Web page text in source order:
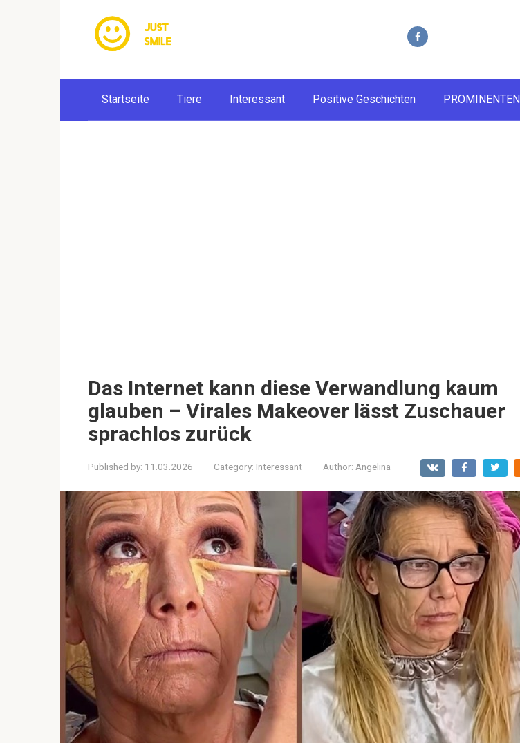
Startseite Tiere Interessant Positive Geschichten PROMINENTEN
Das Internet kann diese Verwandlung kaum
glauben – Virales Makeover lässt Zuschauer
sprachlos zurück
Published by: 11.03.2026 Category: Interessant Author: Angelina